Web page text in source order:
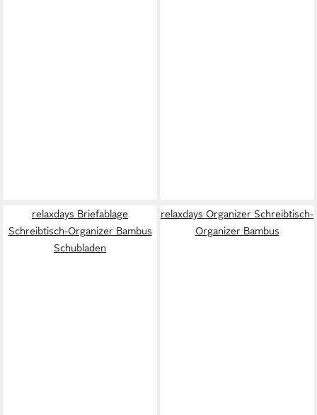
relaxdays Briefablage
Schreibtisch-Organizer Bambus
Schubladen
relaxdays Organizer Schreibtisch-
Organizer Bambus